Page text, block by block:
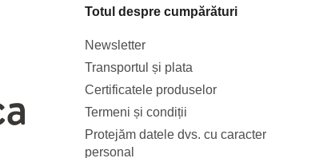
Totul despre cumpărături
Newsletter
Transportul și plata
Certificatele produselor
Termeni și condiții
Protejăm datele dvs. cu caracter
personal